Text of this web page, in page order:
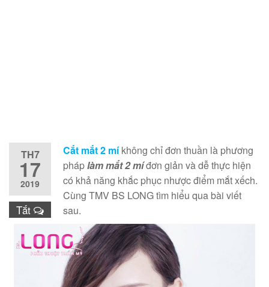
TH7
17
2019
Tắt
Cắt mắt 2 míkhông chỉ đơn thuần là phương
pháplàm mắt 2 míđơn giản và dễ thực hiện
có khả năng khắc phục nhược điểm mắt xếch.
Cùng TMV BS LONG tìm hiểu qua bài viết
sau.